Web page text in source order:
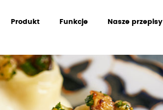
Produkt Funkcje Nasze przepisy